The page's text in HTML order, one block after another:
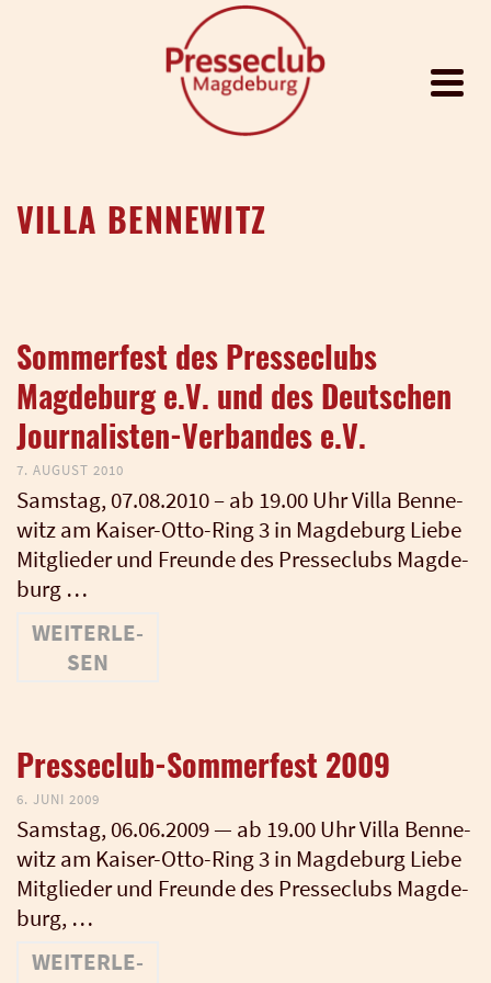
VILLA BENNEWITZ
Sommerfest des Presseclubs
Magdeburg e.V. und des Deutschen
Journalisten-Verbandes e.V.
7. AUGUST 2010
Sams­tag, 07.08.2010 – ab 19.00 Uhr Vil­la Ben­ne­
witz am Kai­­ser-Otto-Ring 3 in Mag­de­burg Lie­be
Mit­glie­der und Freun­de des Pres­se­clubs Mag­de­
burg …
WEI­TER­LE­
SEN
Presseclub-Sommerfest 2009
6. JUNI 2009
Sams­tag, 06.06.2009 — ab 19.00 Uhr Vil­la Ben­ne­
witz am Kai­­ser-Otto-Ring 3 in Mag­de­burg Lie­be
Mit­glie­der und Freun­de des Pres­se­clubs Mag­de­
burg, …
WEI­TER­LE­